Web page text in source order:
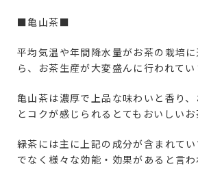
■亀山茶■
平均気温や年間降水量がお茶の栽培
ら、お茶生産が大変盛んに行われてい
亀山茶は濃厚で上品な味わいと香り
とコクが感じられるとてもおいしいお
緑茶には主に上記の成分が含まれて
でなく様々な効能・効果があると言わ